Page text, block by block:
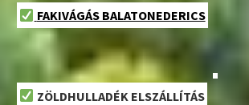
FAKIVÁGÁS BALATONEDERICS
ZÖLDHULLADÉK ELSZÁLLÍTÁS